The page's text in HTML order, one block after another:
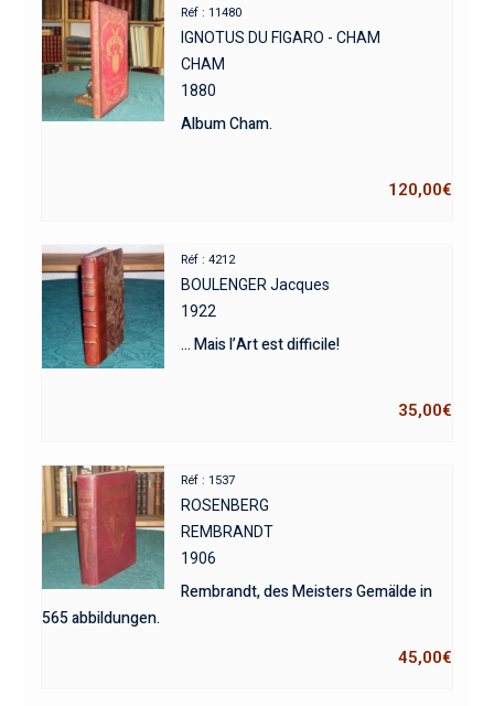
Réf : 11480
IGNOTUS DU FIGARO - CHAM
CHAM
1880
Album Cham.
120,00€
Réf : 4212
BOULENGER Jacques
1922
… Mais l’Art est difficile!
35,00€
Réf : 1537
ROSENBERG
REMBRANDT
1906
Rembrandt, des Meisters Gemälde in
565 abbildungen.
45,00€